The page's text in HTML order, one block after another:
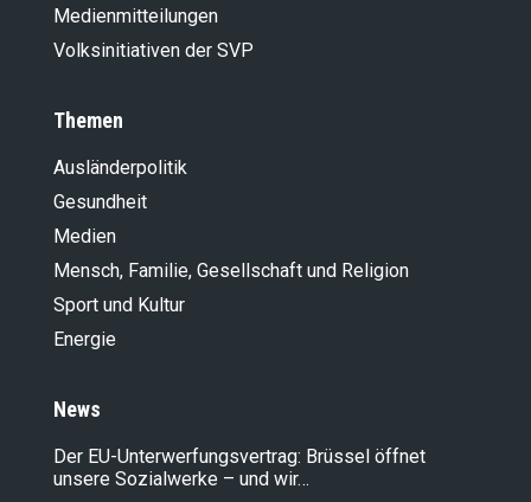
Medienmitteilungen
Volksinitiativen der SVP
Themen
Ausländer­politik
Gesundheit
Medien
Mensch, Familie, Gesellschaft und Religion
Sport und Kultur
Energie
News
Der EU-Unterwerfungsvertrag: Brüssel öffnet
unsere Sozialwerke – und wir…